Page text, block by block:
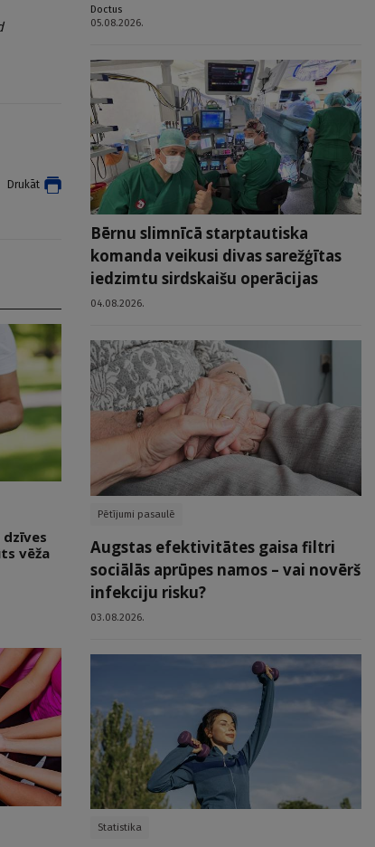
Drukāt
vēža
Doctus
05.08.2026.
Bērnu slimnīcā starptautiska
komanda veikusi divas sarežģītas
iedzimtu sirdskaišu operācijas
04.08.2026.
Pētījumi pasaulē
Augstas efektivitātes gaisa filtri
sociālās aprūpes namos – vai novērš
infekciju risku?
03.08.2026.
Statistika